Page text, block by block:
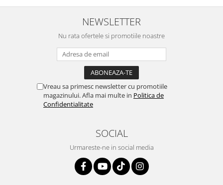
NEWSLETTER
Nu rata ofertele si promotiile noastre
Vreau sa primesc newsletter cu promotiile
magazinului. Afla mai multe in Politica de
Confidentialitate
SOCIAL
Urmareste-ne in social media